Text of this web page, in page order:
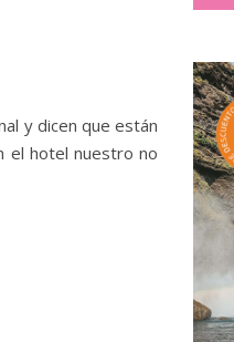
y dicen que están
el hotel nuestro no